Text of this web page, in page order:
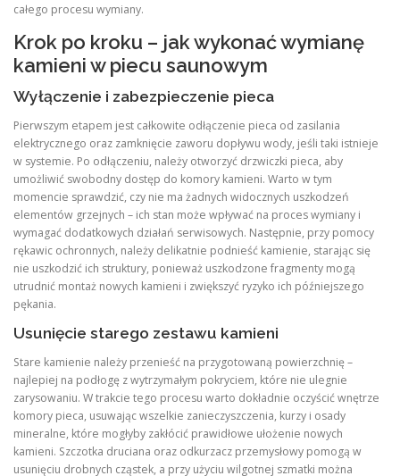
całego procesu wymiany.
Krok po kroku – jak wykonać wymianę
kamieni w piecu saunowym
Wyłączenie i zabezpieczenie pieca
Pierwszym etapem jest całkowite odłączenie pieca od zasilania
elektrycznego oraz zamknięcie zaworu dopływu wody, jeśli taki istnieje
w systemie. Po odłączeniu, należy otworzyć drzwiczki pieca, aby
umożliwić swobodny dostęp do komory kamieni. Warto w tym
momencie sprawdzić, czy nie ma żadnych widocznych uszkodzeń
elementów grzejnych – ich stan może wpływać na proces wymiany i
wymagać dodatkowych działań serwisowych. Następnie, przy pomocy
rękawic ochronnych, należy delikatnie podnieść kamienie, starając się
nie uszkodzić ich struktury, ponieważ uszkodzone fragmenty mogą
utrudnić montaż nowych kamieni i zwiększyć ryzyko ich późniejszego
pękania.
Usunięcie starego zestawu kamieni
Stare kamienie należy przenieść na przygotowaną powierzchnię –
najlepiej na podłogę z wytrzymałym pokryciem, które nie ulegnie
zarysowaniu. W trakcie tego procesu warto dokładnie oczyścić wnętrze
komory pieca, usuwając wszelkie zanieczyszczenia, kurzy i osady
mineralne, które mogłyby zakłócić prawidłowe ułożenie nowych
kamieni. Szczotka druciana oraz odkurzacz przemysłowy pomogą w
usunięciu drobnych cząstek, a przy użyciu wilgotnej szmatki można